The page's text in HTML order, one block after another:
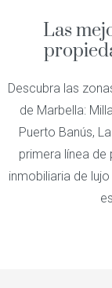
Las
Descubra las
de Marbella:
Puerto Banús,
primera línea de
inmobiliaria de